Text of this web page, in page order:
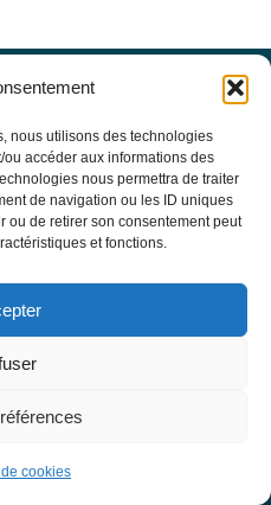
nous utilisons des technologies
accéder aux informations des
nous permettra de traiter
de navigation ou les ID uniques
ou de retirer son consentement peut
et fonctions.
cookies